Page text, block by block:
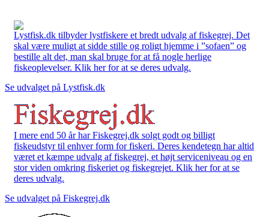
Lystfisk.dk tilbyder lystfiskere et bredt udvalg af fiskegrej. Det
skal være muligt at sidde stille og roligt hjemme i ”sofaen” og
bestille alt det, man skal bruge for at få nogle herlige
fiskeoplevelser. Klik her for at se deres udvalg.
Se udvalget på Lystfisk.dk
I mere end 50 år har Fiskegrej.dk solgt godt og billigt
fiskeudstyr til enhver form for fiskeri. Deres kendetegn har altid
været et kæmpe udvalg af fiskegrej, et højt serviceniveau og en
stor viden omkring fiskeriet og fiskegrejet. Klik her for at se
deres udvalg.
Se udvalget på Fiskegrej.dk